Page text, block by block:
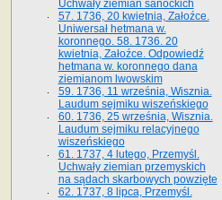
Uchwały ziemian sanockich
57. 1736, 20 kwietnia, Załoźce.
Uniwersał hetmana w.
koronnego. 58. 1736. 20
kwietnia, Załoźce. Odpowiedź
hetmana w. koronnego dana
ziemianom lwowskim
59. 1736, 11 września, Wisznia.
Laudum sejmiku wiszeńskiego
60. 1736, 25 września, Wisznia.
Laudum sejmiku relacyjnego
wiszeńskiego
61. 1737, 4 lutego, Przemyśl.
Uchwały ziemian przemyskich
na sądach skarbowych powzięte
62. 1737, 8 lipca, Przemyśl.